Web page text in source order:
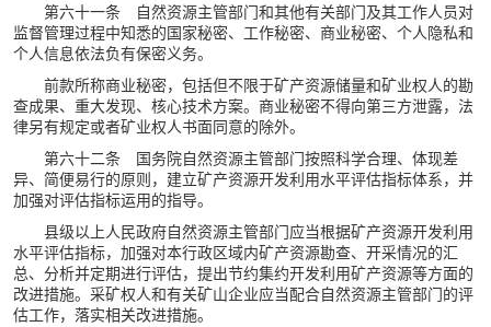
第六十一条 自然资源主管部门和其他有关部门及其工作人员对
监督管理过程中知悉的国家秘密、工作秘密、商业秘密、个人隐私和
个人信息依法负有保密义务。
前款所称商业秘密，包括但不限于矿产资源储量和矿业权人的勘
查成果、重大发现、核心技术方案。商业秘密不得向第三方泄露，法
律另有规定或者矿业权人书面同意的除外。
第六十二条 国务院自然资源主管部门按照科学合理、体现差
异、简便易行的原则，建立矿产资源开发利用水平评估指标体系，并
加强对评估指标运用的指导。
县级以上人民政府自然资源主管部门应当根据矿产资源开发利用
水平评估指标，加强对本行政区域内矿产资源勘查、开采情况的汇
总、分析并定期进行评估，提出节约集约开发利用矿产资源等方面的
改进措施。采矿权人和有关矿山企业应当配合自然资源主管部门的评
估工作，落实相关改进措施。